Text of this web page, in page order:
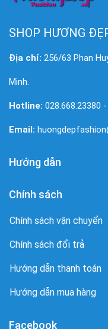
SHOP HƯƠNG
Địa chỉ: 256/63 Phan
Minh.
Hotline: 028.668.23380
Email:
Hướng dẫn
Chính sách
Chính sách vận chuyển
Chính sách đổi trả
Hướng dẫn thanh toán
Hướng dẫn mua hàng
Facebook